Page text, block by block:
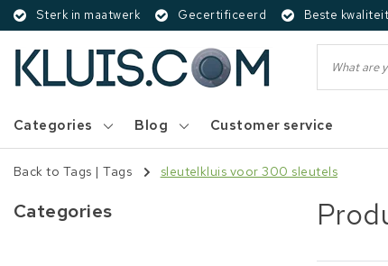
Sterk in maatwerk Gecertificeerd Beste kwaliteit
Categories Blog Customer service
Back to Tags |Tags sleutelkluis voor 300 sleutels
Categories